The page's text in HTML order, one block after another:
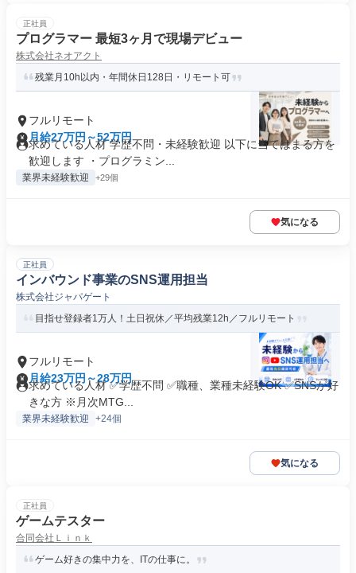
正社員
プログラマー 最短3ヶ月で現場デビュー
株式会社ネオアクト
残業月10h以内・年間休日128日・リモート可
フルリモート
月給27万円～52万円
求めている人材 学歴不問・未経験歓迎 以下に当てはまる方を
歓迎します ・プログラミン...
業界未経験歓迎 +29個
気になる
正社員
インバウンド事業のSNS運用担当
株式会社ジャパゲート
目指せ登録者1万人！土日祝休／平均残業12h／フルリモート
フルリモート
月給23万円～28万円
求めている人材 ✅学歴不問 ✅職種、業種未経験OK ✅SNSが好
きな方 ※月次MTG...
業界未経験歓迎 +24個
気になる
正社員
ゲームテスター
合同会社Ｌｉｎｋ
ゲーム好きの集中力を、ITの仕事に。